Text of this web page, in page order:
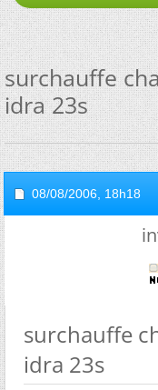
surchauffe
idra 23s
08/08/2006, 18h18
surchauffe
idra 23s